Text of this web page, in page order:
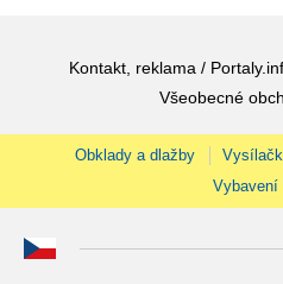
Kontakt, reklama /
Všeobecné
Obklady a dlažby
Vybavení